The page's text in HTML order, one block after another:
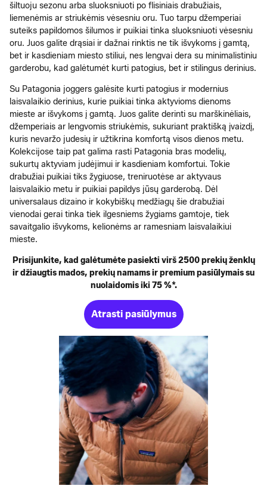
šiltuoju sezonu arba sluoksniuoti po flisiniais drabužiais,
liemenėmis ar striukėmis vėsesniu oru. Tuo tarpu džemperiai
suteiks papildomos šilumos ir puikiai tinka sluoksniuoti vėsesniu
oru. Juos galite drąsiai ir dažnai rinktis ne tik išvykoms į gamtą,
bet ir kasdieniam miesto stiliui, nes lengvai dera su minimalistiniu
garderobu, kad galėtumėt kurti patogius, bet ir stilingus derinius.
Su Patagonia joggers galėsite kurti patogius ir modernius
laisvalaikio derinius, kurie puikiai tinka aktyvioms dienoms
mieste ar išvykoms į gamtą. Juos galite derinti su marškinėliais,
džemperiais ar lengvomis striukėmis, sukuriant praktišką įvaizdį,
kuris nevaržo judesių ir užtikrina komfortą visos dienos metu.
Kolekcijose taip pat galima rasti Patagonia bras modelių,
sukurtų aktyviam judėjimui ir kasdieniam komfortui. Tokie
drabužiai puikiai tiks žygiuose, treniruotėse ar aktyvaus
laisvalaikio metu ir puikiai papildys jūsų garderobą. Dėl
universalaus dizaino ir kokybiškų medžiagų šie drabužiai
vienodai gerai tinka tiek ilgesniems žygiams gamtoje, tiek
savaitgalio išvykoms, kelionėms ar ramesniam laisvalaikiui
mieste.
Prisijunkite, kad galėtumėte pasiekti virš 2500 prekių ženklų
ir džiaugtis mados, prekių namams ir premium pasiūlymais su
nuolaidomis iki 75 %*.
Atrasti pasiūlymus